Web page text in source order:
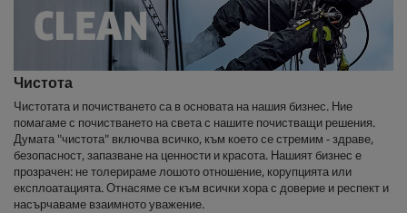
Чистота
Чистотата и почистването са в основата на нашия бизнес. Ние
помагаме с почистването на света с нашите почистващи решения.
Думата "чистота" включва всичко, към което се стремим - здраве,
безопасност, запазване на ценности и красота. Нашият бизнес е
прозрачен: не толерираме лошото отношение, корупцията или
експлоатацията. Отнасяме се към всички хора с доверие и респект и
насърчаваме взаимното уважение.